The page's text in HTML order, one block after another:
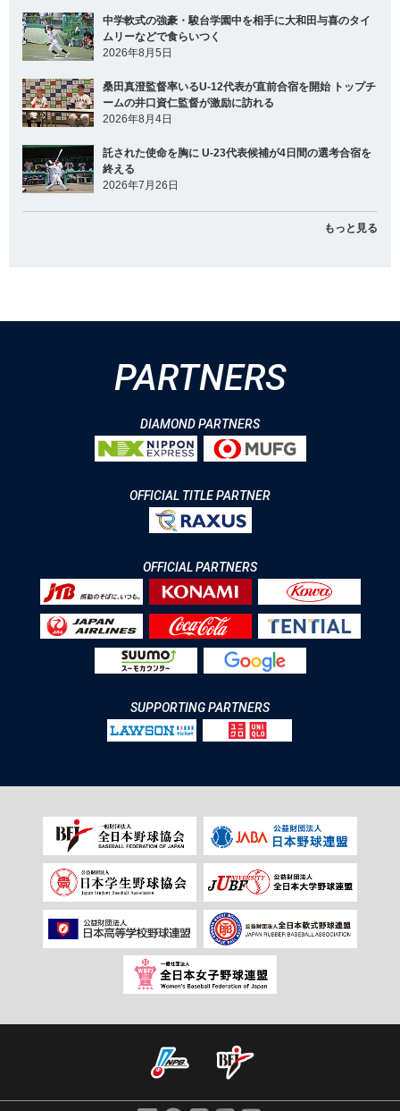
中学軟式の強豪・駿台学園中を相手に大和田与喜のタイ
ムリーなどで食らいつく
2026年8月5日
桑田真澄監督率いるU-12代表が直前合宿を開始 トップチ
ームの井口資仁監督が激励に訪れる
2026年8月4日
託された使命を胸に U-23代表候補が4日間の選考合宿を
終える
2026年7月26日
もっと見る
PARTNERS
DIAMOND PARTNERS
OFFICIAL TITLE PARTNER
OFFICIAL PARTNERS
SUPPORTING PARTNERS